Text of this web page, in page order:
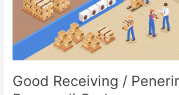
Good Receiving /